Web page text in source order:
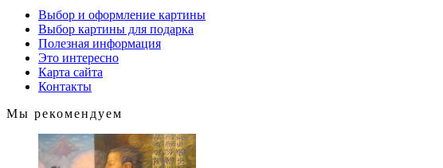
Выбор и оформление картины
Выбор картины для подарка
Полезная информация
Это интересно
Карта сайта
Контакты
Мы рекомендуем